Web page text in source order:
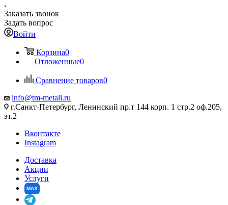
Заказать звонок
Задать вопрос
Войти
Корзина0
Отложенные0
Сравнение товаров0
info@tm-metall.ru
г.Санкт-Петербург, Ленинский пр.т 144 корп. 1 стр.2 оф.205,
эт.2
Вконтакте
Instagram
Доставка
Акции
Услуги
MAX